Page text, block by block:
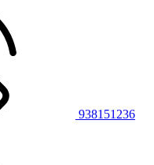
938151236